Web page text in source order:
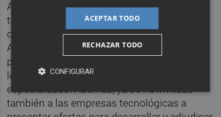
Ayuntamiento ya ha puesto en marcha los
trámites administrativos necesarios para
dotar a las pedanías de este equipamiento.
Actualmente, el consistorio se encuentra en
proceso de contratación para proveer tanto
los cajeros físicos como el software
especializado. Además, ya se ha invitado
también a las empresas tecnológicas a
ACEPTAR TODO
RECHAZAR TODO
CONFIGURAR